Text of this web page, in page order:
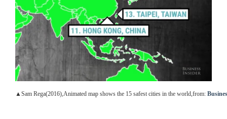
▲Sam Rega(2016),Animated map shows the 15 safest cities in the world,from: